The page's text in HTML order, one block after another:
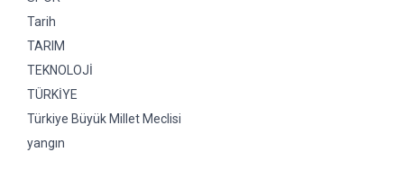
Tarih
TARIM
TEKNOLOJİ
TÜRKİYE
Türkiye Büyük Millet Meclisi
yangın